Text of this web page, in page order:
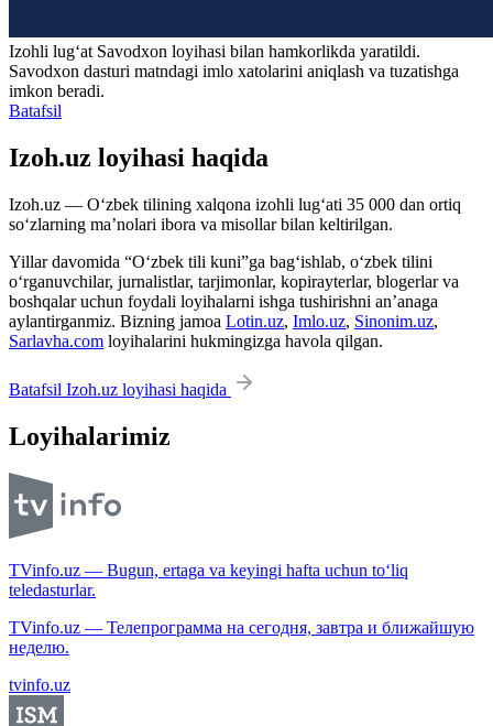
Izohli lugʻat Savodxon loyihasi bilan hamkorlikda yaratildi.
Savodxon dasturi matndagi imlo xatolarini aniqlash va tuzatishga
imkon beradi.
Batafsil
Izoh.uz loyihasi haqida
Izoh.uz — O‘zbek tilining xalqona izohli lug‘ati 35 000 dan ortiq
so‘zlarning ma’nolari ibora va misollar bilan keltirilgan.
Yillar davomida “O‘zbek tili kuni”ga bag‘ishlab, o‘zbek tilini
o‘rganuvchilar, jurnalistlar, tarjimonlar, kopirayterlar, blogerlar va
boshqalar uchun foydali loyihalarni ishga tushirishni an’anaga
aylantirganmiz. Bizning jamoa Lotin.uz, Imlo.uz, Sinonim.uz,
Sarlavha.com loyihalarini hukmingizga havola qilgan.
Batafsil Izoh.uz loyihasi haqida
Loyihalarimiz
TVinfo.uz — Bugun, ertaga va keyingi hafta uchun to‘liq
teledasturlar.
TVinfo.uz — Телепрограмма на сегодня, завтра и ближайшую
неделю.
tvinfo.uz